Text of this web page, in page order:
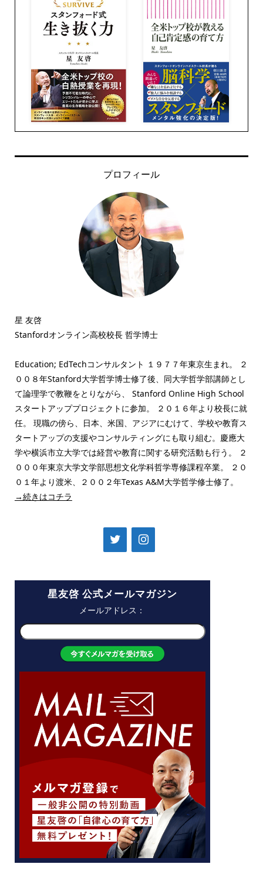
プロフィール
星 友啓
Stanfordオンライン高校校長 哲学博士
Education; EdTechコンサルタント １９７７年東京生まれ。 ２
００８年Stanford大学哲学博士修了後、同大学哲学部講師とし
て論理学で教鞭をとりながら、 Stanford Online High School
スタートアッププロジェクトに参加。 ２０１６年より校長に就
任。 現職の傍ら、日本、米国、アジアにむけて、学校や教育ス
タートアップの支援やコンサルティングにも取り組む。慶應大
学や横浜市立大学では経営や教育に関する研究活動も行う。 ２
０００年東京大学文学部思想文化学科哲学専修課程卒業。 ２０
０１年より渡米、２００２年Texas A&M大学哲学修士修了。
→続きはコチラ
星友啓 公式メールマガジン
メールアドレス：